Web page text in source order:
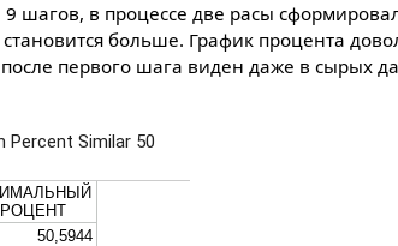
шагов, в процессе две расы
больше. График процента
первого шага виден даже в сырых